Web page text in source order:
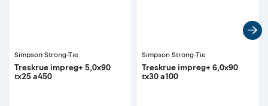
Simpson Strong-Tie
Treskrue impreg+ 5,0x90
tx25 a450
Simpson Strong-Tie
Treskrue impreg+ 6,0x90
tx30 a100